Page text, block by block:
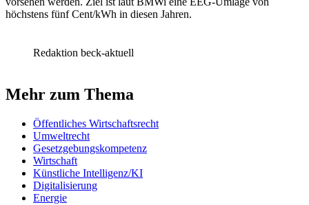
höchstens fünf Cent/kWh in diesen Jahren.
Redaktion beck-aktuell
Mehr zum Thema
Öffentliches Wirtschaftsrecht
Umweltrecht
Gesetzgebungskompetenz
Wirtschaft
Künstliche Intelligenz/KI
Digitalisierung
Energie